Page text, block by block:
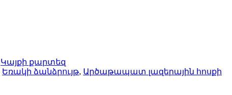
Կայքի քարտեզ
Եռակի ձանձրույթ, Արծաթապատ լազերային հոսքի